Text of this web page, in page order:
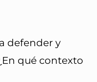
defender y
qué contexto